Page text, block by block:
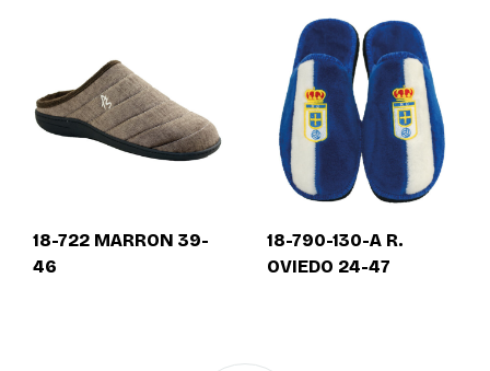
18-722 MARRON 39-
46
18-790-130-A R.
OVIEDO 24-47